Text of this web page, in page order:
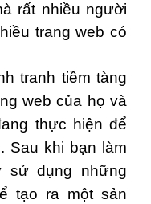
rất nhiều người
trang web có
tranh tiềm tàng
web của họ và
thực hiện để
Sau khi bạn làm
sử dụng những
tạo ra một sản